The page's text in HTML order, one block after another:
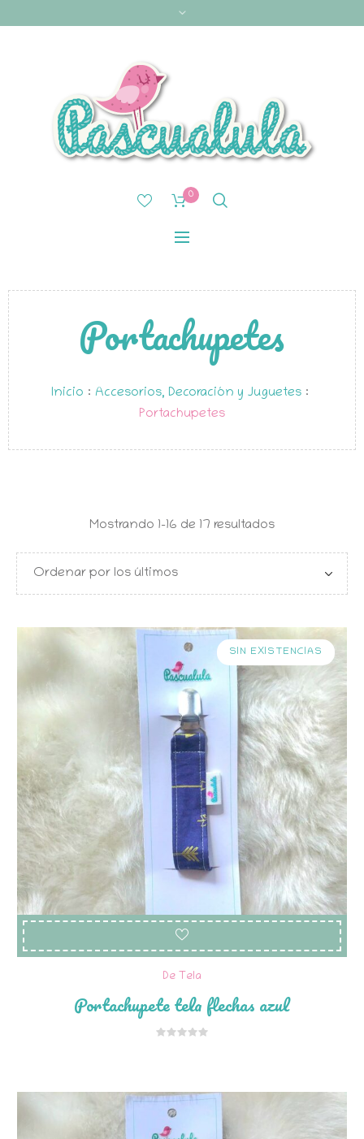
0
Portachupetes
Inicio : Accesorios, Decoración y Juguetes :
Portachupetes
Mostrando 1–16 de 17 resultadosOrdenado
SIN EXISTENCIAS
De Tela
Portachupete tela flechas azul